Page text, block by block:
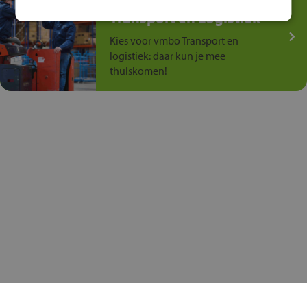
Transport en Logistiek
Kies voor vmbo Transport en
logistiek: daar kun je mee
thuiskomen!